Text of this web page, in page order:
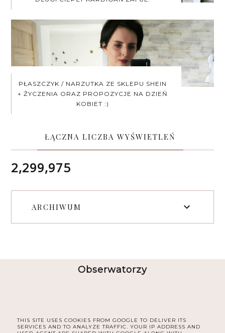
PŁASZCZYK / NARZUTKA ZE SKLEPU SHEIN
+ ŻYCZENIA ORAZ PROPOZYCJE NA DZIEŃ
KOBIET :)
ŁĄCZNA LICZBA WYŚWIETLEŃ
2,299,975
ARCHIWUM
Obserwatorzy
THIS SITE USES COOKIES FROM GOOGLE TO DELIVER ITS
SERVICES AND TO ANALYZE TRAFFIC. YOUR IP ADDRESS AND